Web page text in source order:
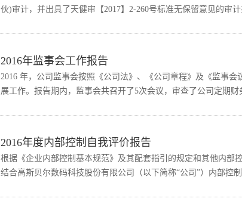
伙)审计，并出具了天健审【2017】2-260号标准无保留意见的审
2016年监事会工作报告
2016 年，公司监事会按照《公司法》、《公司章程》及《监事
展工作。报告期内，监事会共召开了5次会议，审查了公司定期
2016年度内部控制自我评价报告
根据《企业内部控制基本规范》及其配套指引的规定和其他内部
结合高斯贝尔数码科技股份有限公司（以下简称“公司”）内部控